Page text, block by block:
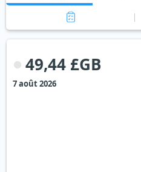
49,44 £GB
7 août 2026